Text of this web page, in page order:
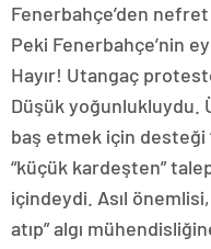
Fenerbahçe’den
Peki Fenerbahçe’nin
Hayır! Utangaç
Düşük yoğunlukluydu.
baş etmek için desteği
“küçük kardeşten”
içindeydi. Asıl
atıp” algı